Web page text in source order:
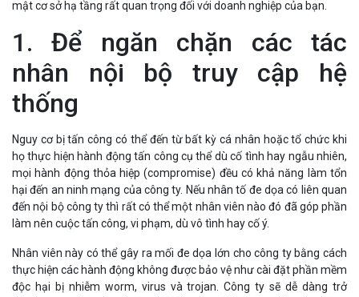
1. Để ngăn chặn các tác
nhân nội bộ truy cập hệ
thống
họ thực hiện hành động tấn công cụ thể dù cố tình hay ngẫu nhiên,
mọi hành động thỏa hiệp (compromise) đều có khả năng làm tổn
hại đến an ninh mạng của công ty. Nếu nhân tố đe dọa có liên quan
đến nội bộ công ty thì rất có thể một nhân viên nào đó đã góp phần
làm nên cuộc tấn công, vi phạm, dù vô tình hay cố ý.
thực hiện các hành động không được bảo vệ như cài đặt phần mềm
độc hại bị nhiễm worm, virus và trojan. Công ty sẽ dễ dàng trở
thành mục tiêu cho những kẻ tấn công khi nhân viên có những